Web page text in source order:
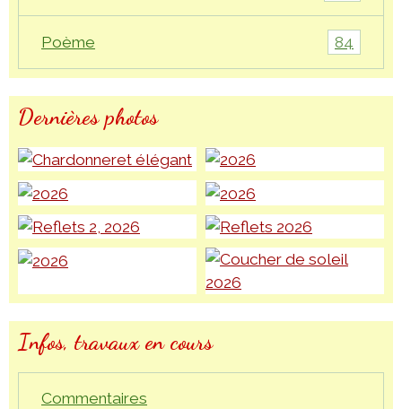
Poème 84
Dernières photos
Infos, travaux en cours
Commentaires